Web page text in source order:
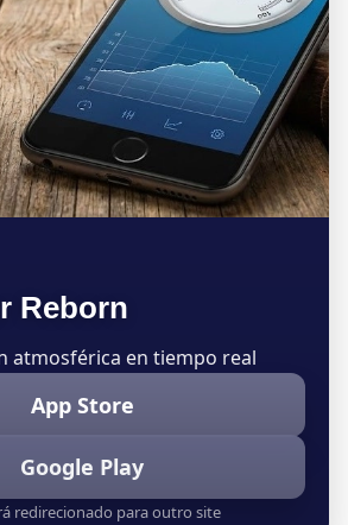
Reborn
atmosférica en tiempo real
App Store
Google Play
redirecionado para outro site